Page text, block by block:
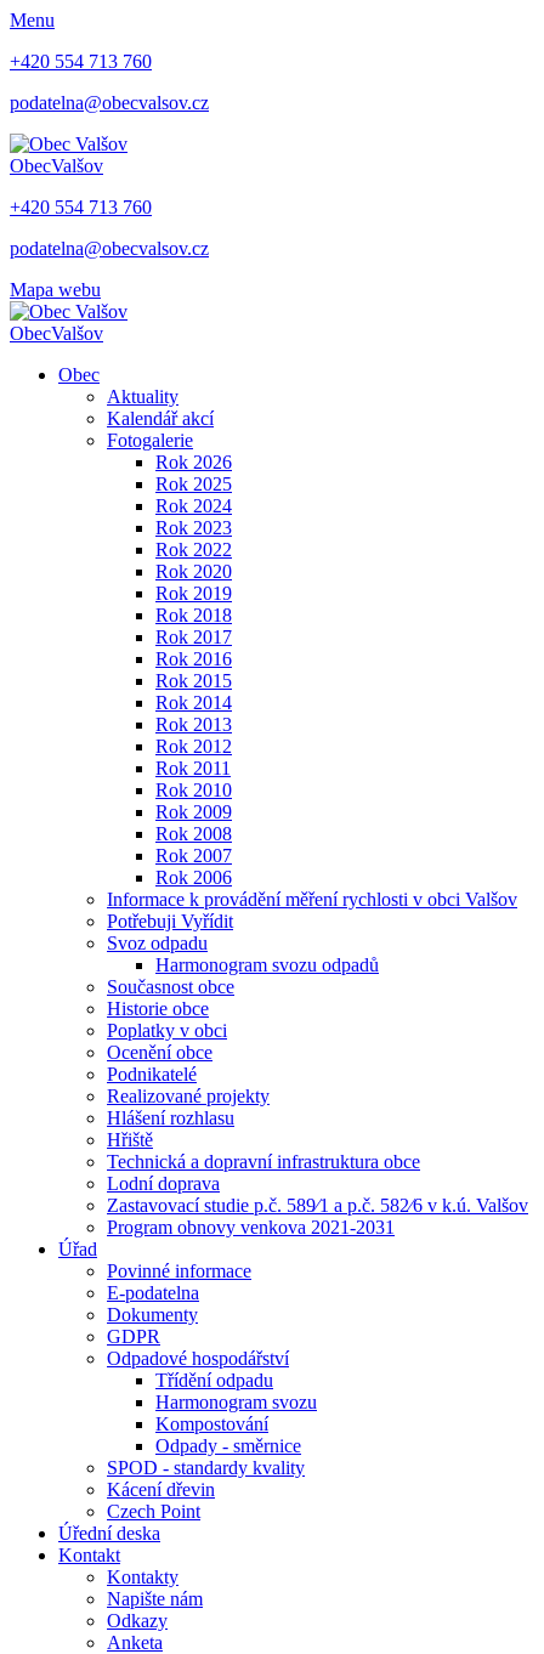
Menu
+420 554 713 760
podatelna@obecvalsov.cz
ObecValšov
+420 554 713 760
podatelna@obecvalsov.cz
Mapa webu
ObecValšov
Obec
Aktuality
Kalendář akcí
Fotogalerie
Rok 2026
Rok 2025
Rok 2024
Rok 2023
Rok 2022
Rok 2020
Rok 2019
Rok 2018
Rok 2017
Rok 2016
Rok 2015
Rok 2014
Rok 2013
Rok 2012
Rok 2011
Rok 2010
Rok 2009
Rok 2008
Rok 2007
Rok 2006
Informace k provádění měření rychlosti v obci Valšov
Potřebuji Vyřídit
Svoz odpadu
Harmonogram svozu odpadů
Současnost obce
Historie obce
Poplatky v obci
Ocenění obce
Podnikatelé
Realizované projekty
Hlášení rozhlasu
Hřiště
Technická a dopravní infrastruktura obce
Lodní doprava
Zastavovací studie p.č. 589⁄1 a p.č. 582⁄6 v k.ú. Valšov
Program obnovy venkova 2021-2031
Úřad
Povinné informace
E-podatelna
Dokumenty
GDPR
Odpadové hospodářství
Třídění odpadu
Harmonogram svozu
Kompostování
Odpady - směrnice
SPOD - standardy kvality
Kácení dřevin
Czech Point
Úřední deska
Kontakt
Kontakty
Napište nám
Odkazy
Anketa